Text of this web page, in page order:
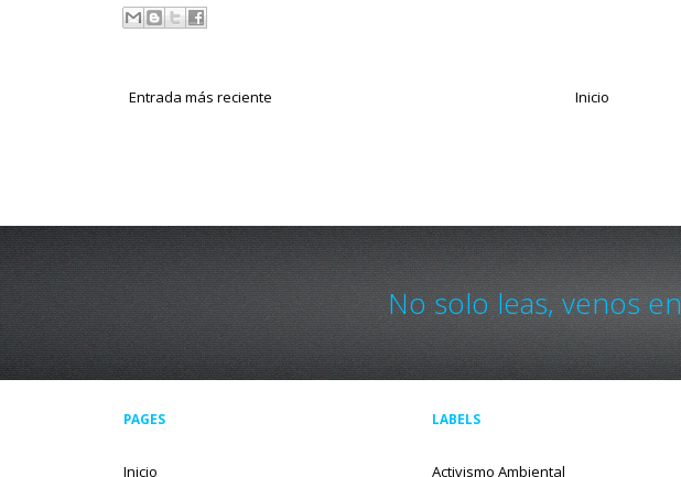
Entrada más reciente Inicio
No solo leas, venos en
PAGES
Inicio
LABELS
Activismo Ambiental